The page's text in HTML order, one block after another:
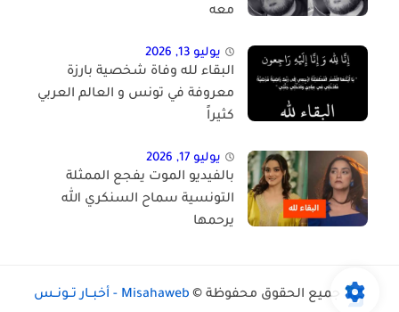
معه
يوليو 13, 2026
البقاء لله وفاة شخصية بارزة
معروفة في تونس و العالم العربي
كثيراً
يوليو 17, 2026
بالفيديو الموت يفجع الممثلة
التونسية سماح السنكري الله
يرحمها
جميع الحقوق محفوظة © Misahaweb - أخبــار تــونــس